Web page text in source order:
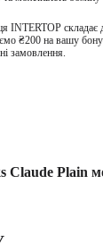
INTERTOP
₴200 на вашу
замовлення.
Claude Plain